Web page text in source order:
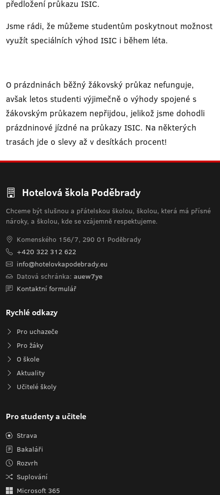
předložení průkazu ISIC.
Jsme rádi, že můžeme studentům poskytnout možnost
využít speciálních výhod ISIC i během léta.
O prázdninách běžný žákovský průkaz nefunguje,
avšak letos studenti výjimečně o výhody spojené s
žákovským průkazem nepřijdou, jelikož jsme dohodli
prázdninové jízdné na průkazy ISIC. Na některých
trasách jde o slevy až v desítkách procent!
Hotelová škola Poděbrady
Chceme být slušnou a přátelskou školou, školou, která má přísné
nároky, a školou, kde se vzájemně respektujeme.
Komenského 156/7, 290 01 Poděbrady
+420 322 312 622
info@hotelovkapodebrady.eu
Datová schránka: auew7ye
Kontaktní formulář
Rychlé odkazy
Pro uchazeče
Pro žáky
O škole
Aktuality
Učitelé školy
Pro studenty a učitele
Strava
Bakaláři
Rozvrh
Suplování
Microsoft 365